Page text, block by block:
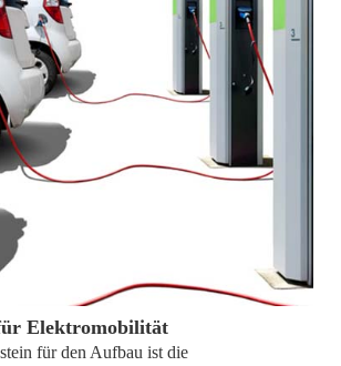
Elektromobilität
für den Aufbau ist die